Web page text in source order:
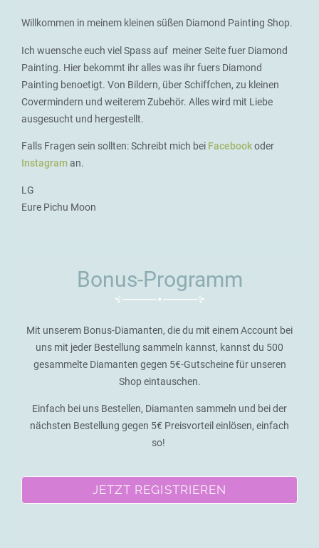
Willkommen in meinem kleinen süßen Diamond Painting Shop.
Ich wuensche euch viel Spass auf meiner Seite fuer Diamond
Painting. Hier bekommt ihr alles was ihr fuers Diamond
Painting benoetigt. Von Bildern, über Schiffchen, zu kleinen
Covermindern und weiterem Zubehör. Alles wird mit Liebe
ausgesucht und hergestellt.
Falls Fragen sein sollten: Schreibt mich bei Facebookoder
Instagraman.
LG
Eure Pichu Moon
Bonus-Programm
Mit unserem Bonus-Diamanten, die du mit einem Account bei
uns mit jeder Bestellung sammeln kannst, kannst du 500
gesammelte Diamanten gegen 5€-Gutscheine für unseren
Shop eintauschen.
Einfach bei uns Bestellen, Diamanten sammeln und bei der
nächsten Bestellung gegen 5€ Preisvorteil einlösen, einfach
so!
JETZT REGISTRIEREN